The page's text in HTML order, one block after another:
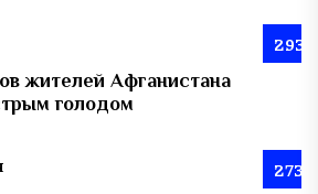
293
жителей Афганистана
голодом
273